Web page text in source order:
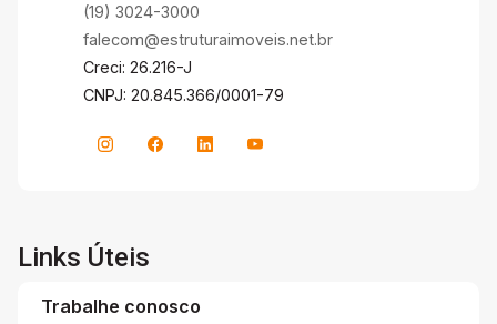
(19) 3024-3000
falecom@estruturaimoveis.net.br
Creci: 26.216-J
CNPJ: 20.845.366/0001-79
Links Úteis
Trabalhe conosco